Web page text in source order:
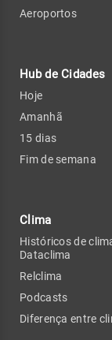
Aeroportos
Hub de Cidades
Hoje
Amanhã
15 dias
Fim de semana
Clima
Históricos de
Dataclima
Relclima
Podcasts
Diferença entre